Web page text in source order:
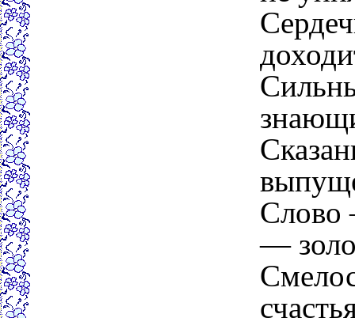
Слово
—